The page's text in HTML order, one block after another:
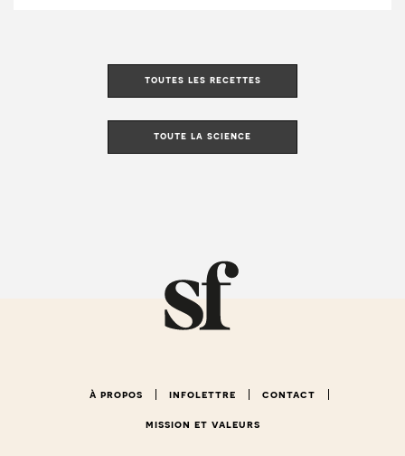
toutes les recettes
toute la science
à propos infolettre contact
mission et valeurs